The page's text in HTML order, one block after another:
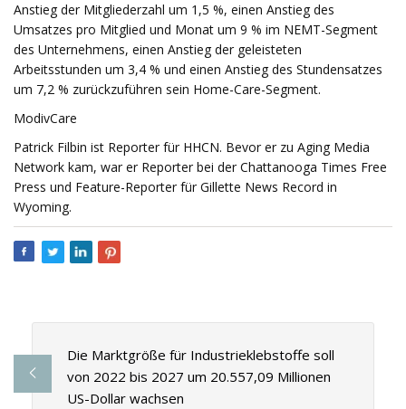
Anstieg der Mitgliederzahl um 1,5 %, einen Anstieg des
Umsatzes pro Mitglied und Monat um 9 % im NEMT-Segment
des Unternehmens, einen Anstieg der geleisteten
Arbeitsstunden um 3,4 % und einen Anstieg des Stundensatzes
um 7,2 % zurückzuführen sein Home-Care-Segment.
ModivCare
Patrick Filbin ist Reporter für HHCN. Bevor er zu Aging Media
Network kam, war er Reporter bei der Chattanooga Times Free
Press und Feature-Reporter für Gillette News Record in
Wyoming.
Die Marktgröße für Industrieklebstoffe soll
von 2022 bis 2027 um 20.557,09 Millionen
US-Dollar wachsen